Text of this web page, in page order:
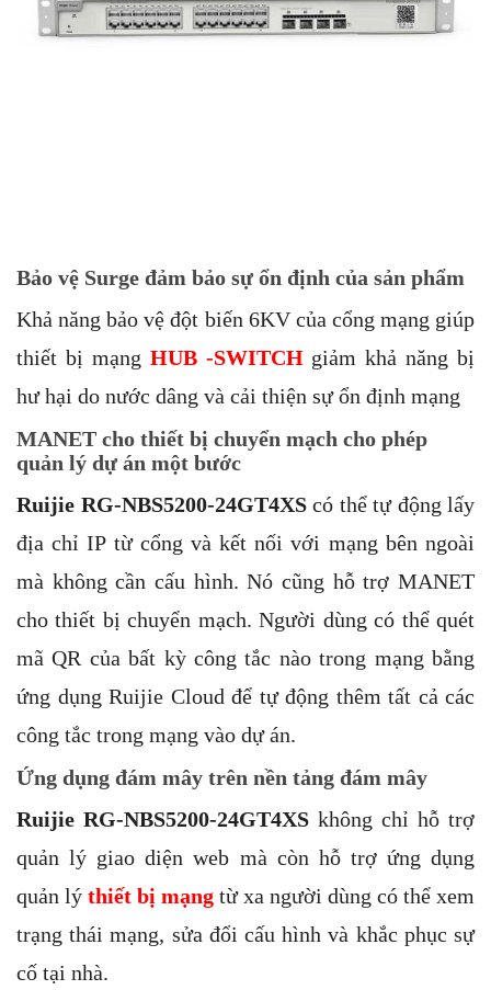
Bảo vệ Surge đảm bảo sự ổn định của sản phẩm
Khả năng bảo vệ đột biến 6KV của cổng mạng giúp
thiết bị mạng HUB -SWITCHgiảm khả năng bị
hư hại do nước dâng và cải thiện sự ổn định mạng
MANET cho thiết bị chuyển mạch cho phép
quản lý dự án một bước
Ruijie RG-NBS5200-24GT4XScó thể tự động lấy
địa chỉ IP từ cổng và kết nối với mạng bên ngoài
mà không cần cấu hình. Nó cũng hỗ trợ MANET
cho thiết bị chuyển mạch. Người dùng có thể quét
mã QR của bất kỳ công tắc nào trong mạng bằng
ứng dụng Ruijie Cloud để tự động thêm tất cả các
công tắc trong mạng vào dự án.
Ứng dụng đám mây trên nền tảng đám mây
Ruijie RG-NBS5200-24GT4XS không chỉ hỗ trợ
quản lý giao diện web mà còn hỗ trợ ứng dụng
quản lý thiết bị mạng từ xa người dùng có thể xem
trạng thái mạng, sửa đổi cấu hình và khắc phục sự
cố tại nhà.